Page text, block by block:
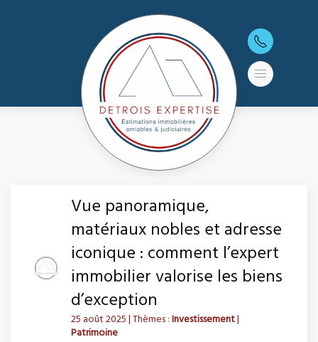
Vue panoramique,
matériaux nobles et adresse
iconique : comment l’expert
immobilier valorise les biens
d’exception
25 août 2025| Thèmes :Investissement|
Patrimoine